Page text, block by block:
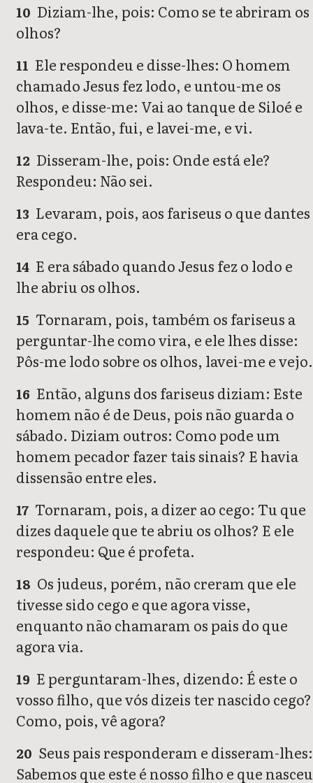
10 Diziam-lhe, pois: Como se te abriram os
olhos?
11 Ele respondeu e disse-lhes: O homem
chamado Jesus fez lodo, e untou-me os
olhos, e disse-me: Vai ao tanque de Siloé e
lava-te. Então, fui, e lavei-me, e vi.
12 Disseram-lhe, pois: Onde está ele?
Respondeu: Não sei.
13 Levaram, pois, aos fariseus o que dantes
era cego.
14 E era sábado quando Jesus fez o lodo e
lhe abriu os olhos.
15 Tornaram, pois, também os fariseus a
perguntar-lhe como vira, e ele lhes disse:
Pôs-me lodo sobre os olhos, lavei-me e vejo.
16 Então, alguns dos fariseus diziam: Este
homem não é de Deus, pois não guarda o
sábado. Diziam outros: Como pode um
homem pecador fazer tais sinais? E havia
dissensão entre eles.
17 Tornaram, pois, a dizer ao cego: Tu que
dizes daquele que te abriu os olhos? E ele
respondeu: Que é profeta.
18 Os judeus, porém, não creram que ele
tivesse sido cego e que agora visse,
enquanto não chamaram os pais do que
agora via.
19 E perguntaram-lhes, dizendo: É este o
vosso filho, que vós dizeis ter nascido cego?
Como, pois, vê agora?
20 Seus pais responderam e disseram-lhes:
Sabemos que este é nosso filho e que nasceu